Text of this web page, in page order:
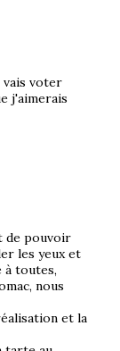
vais voter
j'aimerais
de pouvoir
les yeux et
à toutes,
nous
et la